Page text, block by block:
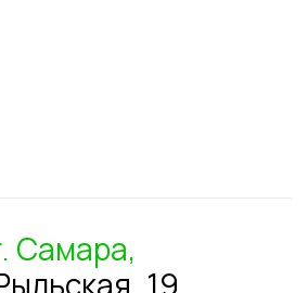
Самара,
19